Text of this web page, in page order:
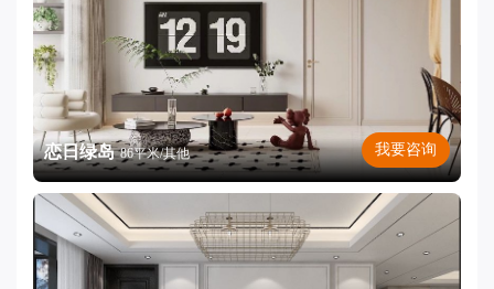
恋日绿岛 86平米/其他 我要咨询